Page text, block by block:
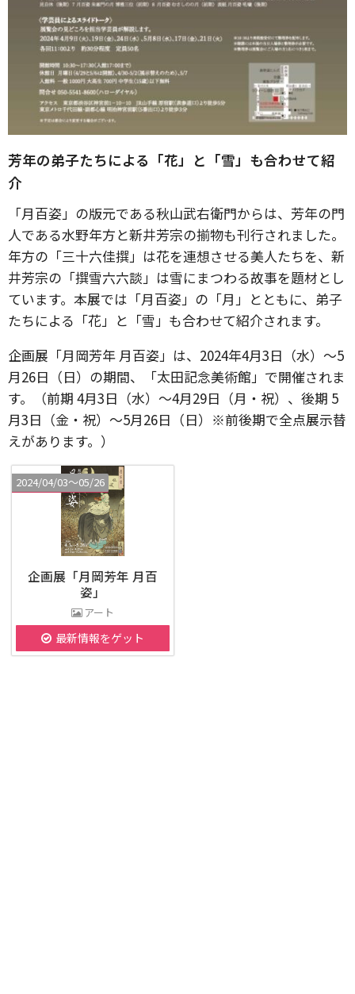
芳年の弟子たちによる「花」と「雪」も合わせて紹
介
「月百姿」の版元である秋山武右衛門からは、芳年の門
人である水野年方と新井芳宗の揃物も刊行されました。
年方の「三十六佳撰」は花を連想させる美人たちを、新
井芳宗の「撰雪六六談」は雪にまつわる故事を題材とし
ています。本展では「月百姿」の「月」とともに、弟子
たちによる「花」と「雪」も合わせて紹介されます。
企画展「月岡芳年 月百姿」は、2024年4月3日（水）～5
月26日（日）の期間、「太田記念美術館」で開催されま
す。（前期 4月3日（水）～4月29日（月・祝）、後期 5
月3日（金・祝）～5月26日（日）※前後期で全点展示替
えがあります。）
2024/04/03〜05/26
企画展「月岡芳年 月百
姿」
アート
最新情報をゲット